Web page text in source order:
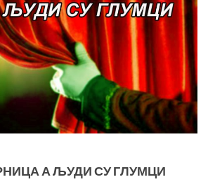
А ЉУДИ СУ ГЛУМЦИ